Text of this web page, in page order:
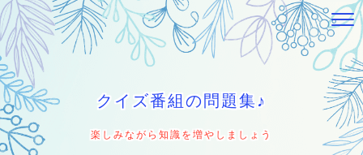
クイズ番組の問題集♪
楽しみながら知識を増やしましょう